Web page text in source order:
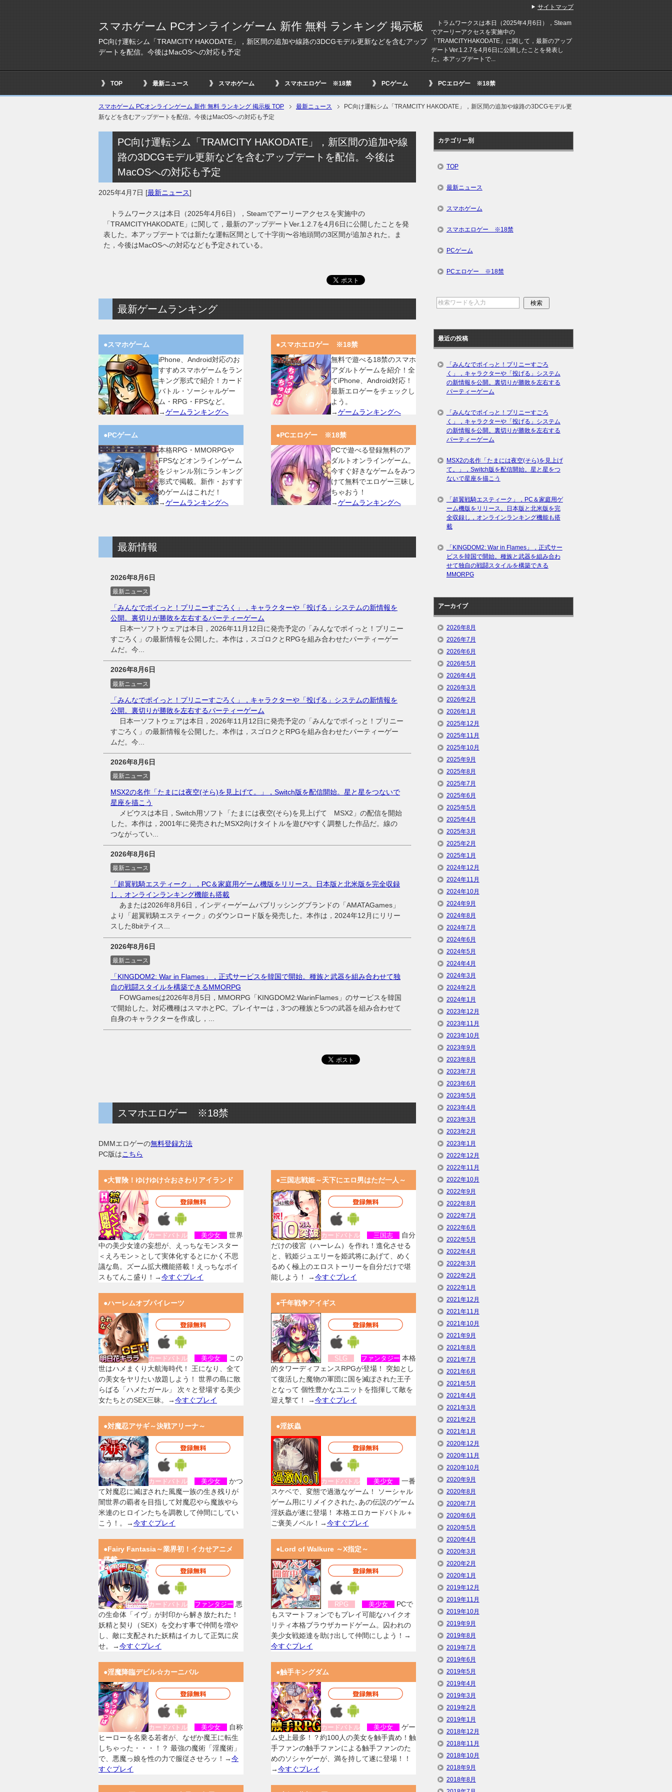
スマホゲーム PCオンラインゲーム 新作 無料 ランキング 掲示板
PC向け運転シム「TRAMCITY HAKODATE」，新区間の追加や線路の3DCGモデル更新などを含むアップ
デートを配信。今後はMacOSへの対応も予定
トラムワークスは本日（2025年4月6日），Steam
でアーリーアクセスを実施中の
「TRAMCITYHAKODATE」に関して，最新のアップ
デートVer.1.2.7を4月6日に公開したことを発表し
た。本アップデートで...
TOP 最新ニュース スマホゲーム スマホエロゲー ※18禁 PCゲーム PCエロゲー ※18禁
スマホゲーム PCオンラインゲーム 新作 無料 ランキング 掲示板 TOP 最新ニュース
PC向け運転シム「TRAMCITY HAKODATE」，新区間の追加や線路の3DCGモデル更
新などを含むアップデートを配信。今後はMacOSへの対応も予定
PC向け運転シム「TRAMCITY HAKODATE」，新区間の追加や線
路の3DCGモデル更新などを含むアップデートを配信。今後は
MacOSへの対応も予定
2025年4月7日 [最新ニュース]
トラムワークスは本日（2025年4月6日），Steamでアーリーアクセスを実施中の
「TRAMCITYHAKODATE」に関して，最新のアップデートVer.1.2.7を4月6日に公開したことを発
表した。本アップデートでは新たな運転区間として十字街〜谷地頭間の3区間が追加された。ま
た，今後はMacOSへの対応なども予定されている。
最新ゲームランキング
●スマホゲーム
iPhone、Android対応のお
すすめスマホゲームをラン
キング形式で紹介！カード
バトル・ソーシャルゲー
ム・RPG・FPSなど。
→ゲームランキングへ
●スマホエロゲー ※18禁
無料で遊べる18禁のスマホ
アダルトゲームを紹介！全
てiPhone、Android対応！
最新エロゲーをチェックし
よう。
→ゲームランキングへ
●PCゲーム
本格RPG・MMORPGや
FPSなどオンラインゲーム
をジャンル別にランキング
形式で掲載。新作・おすす
めゲームはこれだ！
→ゲームランキングへ
●PCエロゲー ※18禁
PCで遊べる登録無料のア
ダルトオンラインゲーム。
今すぐ好きなゲームをみつ
けて無料でエロゲー三昧し
ちゃおう！
→ゲームランキングへ
最新情報
2026年8月6日
最新ニュース
「みんなでポイっと！プリニーすごろく」，キャラクターや「投げる」システムの新情報を
公開。裏切りが勝敗を左右するパーティーゲーム
日本一ソフトウェアは本日，2026年11月12日に発売予定の「みんなでポイっと！プリニー
すごろく」の最新情報を公開した。本作は，スゴロクとRPGを組み合わせたパーティーゲー
ムだ。今...
2026年8月6日
最新ニュース
「みんなでポイっと！プリニーすごろく」，キャラクターや「投げる」システムの新情報を
公開。裏切りが勝敗を左右するパーティーゲーム
日本一ソフトウェアは本日，2026年11月12日に発売予定の「みんなでポイっと！プリニー
すごろく」の最新情報を公開した。本作は，スゴロクとRPGを組み合わせたパーティーゲー
ムだ。今...
2026年8月6日
最新ニュース
MSX2の名作「たまには夜空(そら)を見上げて。」，Switch版を配信開始。星と星をつないで
星座を描こう
メビウスは本日，Switch用ソフト「たまには夜空(そら)を見上げて MSX2」の配信を開始
した。本作は，2001年に発売されたMSX2向けタイトルを遊びやすく調整した作品だ。線の
つながってい...
2026年8月6日
最新ニュース
「超翼戦騎エスティーク」，PC＆家庭用ゲーム機版をリリース。日本版と北米版を完全収録
し，オンラインランキング機能も搭載
あまたは2026年8月6日，インディーゲームパブリッシングブランドの「AMATAGames」
より「超翼戦騎エスティーク」のダウンロード版を発売した。本作は，2024年12月にリリー
スした8bitテイス...
2026年8月6日
最新ニュース
「KINGDOM2: War in Flames」，正式サービスを韓国で開始。種族と武器を組み合わせて独
自の戦闘スタイルを構築できるMMORPG
FOWGamesは2026年8月5日，MMORPG「KINGDOM2:WarinFlames」のサービスを韓国
で開始した。対応機種はスマホとPC。プレイヤーは，3つの種族と5つの武器を組み合わせて
自身のキャラクターを作成し，...
スマホエロゲー ※18禁
DMMエロゲーの無料登録方法
PC版はこちら
●大冒険！ゆけゆけ☆おさわりアイランド
カードバトル 美少女
世界
中の美少女達の妄想が、えっちなモンスター
＜えろモン＞として実体化するとにかく不思
議な島。ズーム拡大機能搭載！えっちなボイ
スもてんこ盛り！→今すぐプレイ
●三国志戦姫～天下にエロ男はただ一人～
カードバトル 三国志
自分
だけの後宮（ハーレム）を作れ！進化させる
と、戦姫ジュエリーを姫武将にあげて、めく
るめく極上のエロストーリーを自分だけで堪
能しよう！ →今すぐプレイ
●ハーレムオブパイレーツ
カードバトル 美少女
この
世はハメまくり大航海時代！ 王になり、全て
の美女をヤリたい放題しよう！ 世界の島に散
らばる「ハメたガール」 次々と登場する美少
女たちとのSEX三昧。→今すぐプレイ
●千年戦争アイギス
SLG ファンタジー 本格
的タワーディフェンスRPGが登場！ 突如とし
て復活した魔物の軍団に国を滅ぼされた王子
となって 個性豊かなユニットを指揮して敵を
迎え撃て！ →今すぐプレイ
●対魔忍アサギ～決戦アリーナ～
カードバトル 美少女
かつ
て対魔忍に滅ぼされた風魔一族の生き残りが
闇世界の覇者を目指して対魔忍やら魔族やら
米連のヒロインたちを調教して仲間にしてい
こう！。→今すぐプレイ
●淫妖蟲
カードバトル 美少女
一番
スケベで、変態で過激なゲーム！ ソーシャル
ゲーム用にリメイクされた､あの伝説のゲーム
淫妖蟲が遂に登場！ 本格エロカードバトル＋
ご褒美ノベル！→今すぐプレイ
●Fairy Fantasia～業界初！イカせアニメ
搭載
カードバトル ファンタジー 悪
の生命体「イヴ」が封印から解き放たれた！
妖精と契り（SEX）を交わす事で仲間を増や
し、敵に支配された妖精はイカして正気に戻
せ。→今すぐプレイ
●Lord of Walkure ～X指定～
RPG 美少女
PCで
もスマートフォンでもプレイ可能なハイクオ
リティ本格ブラウザカードゲーム。囚われの
美少女戦姫達を助け出して仲間にしよう！→
今すぐプレイ
●淫魔降臨デビル☆カーニバル
カードバトル 美少女
自称
ヒーローを名乗る若者が、なぜか魔王に転生
しちゃった・・・！？ 最強の魔術「淫魔術」
で、悪魔っ娘を性の力で服従させろッ！→今
すぐプレイ
●触手キングダム
カードバトル 美少女
ゲー
ム史上最多！？約100人の美女を触手責め！触
手ファンの触手ファンによる触手ファンのた
めのソシャゲーが、満を持して遂に登場！！
→今すぐプレイ
カテゴリー別
TOP
最新ニュース
スマホゲーム
スマホエロゲー ※18禁
PCゲーム
PCエロゲー ※18禁
最近の投稿
「みんなでポイっと！プリニーすごろ
く」，キャラクターや「投げる」システム
の新情報を公開。裏切りが勝敗を左右する
パーティーゲーム
「みんなでポイっと！プリニーすごろ
く」，キャラクターや「投げる」システム
の新情報を公開。裏切りが勝敗を左右する
パーティーゲーム
MSX2の名作「たまには夜空(そら)を見上げ
て。」，Switch版を配信開始。星と星をつ
ないで星座を描こう
「超翼戦騎エスティーク」，PC＆家庭用ゲ
ーム機版をリリース。日本版と北米版を完
全収録し，オンラインランキング機能も搭
載
「KINGDOM2: War in Flames」，正式サー
ビスを韓国で開始。種族と武器を組み合わ
せて独自の戦闘スタイルを構築できる
MMORPG
アーカイブ
2026年8月
2026年7月
2026年6月
2026年5月
2026年4月
2026年3月
2026年2月
2026年1月
2025年12月
2025年11月
2025年10月
2025年9月
2025年8月
2025年7月
2025年6月
2025年5月
2025年4月
2025年3月
2025年2月
2025年1月
2024年12月
2024年11月
2024年10月
2024年9月
2024年8月
2024年7月
2024年6月
2024年5月
2024年4月
2024年3月
2024年2月
2024年1月
2023年12月
2023年11月
2023年10月
2023年9月
2023年8月
2023年7月
2023年6月
2023年5月
2023年4月
2023年3月
2023年2月
2023年1月
2022年12月
2022年11月
2022年10月
2022年9月
2022年8月
2022年7月
2022年6月
2022年5月
2022年4月
2022年3月
2022年2月
2022年1月
2021年12月
2021年11月
2021年10月
2021年9月
2021年8月
2021年7月
2021年6月
2021年5月
2021年4月
2021年3月
2021年2月
2021年1月
2020年12月
2020年11月
2020年10月
2020年9月
2020年8月
2020年7月
2020年6月
2020年5月
2020年4月
2020年3月
2020年2月
2020年1月
2019年12月
2019年11月
2019年10月
2019年9月
2019年8月
2019年7月
2019年6月
2019年5月
2019年4月
2019年3月
2019年2月
2019年1月
2018年12月
2018年11月
2018年10月
2018年9月
2018年8月
サイトマップ